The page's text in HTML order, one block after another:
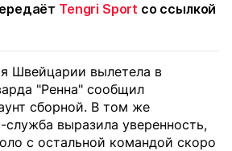
Tengri Sport со ссылкой
Швейцарии вылетела в
"Ренна" сообщил
сборной. В том же
выразила уверенность,
с остальной командой скоро